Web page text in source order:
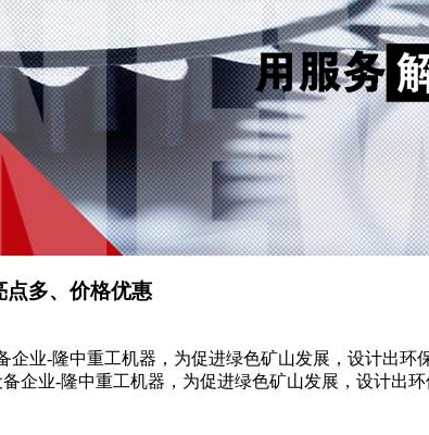
点多、价格优惠
业-隆中重工机器，为促进绿色矿山发展，设计出
企业-隆中重工机器，为促进绿色矿山发展，设计出